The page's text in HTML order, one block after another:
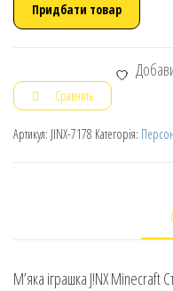
Придбати товар
Сравнить
Артикул: JINX-7178 Категорія:
М’яка іграшка J!NX